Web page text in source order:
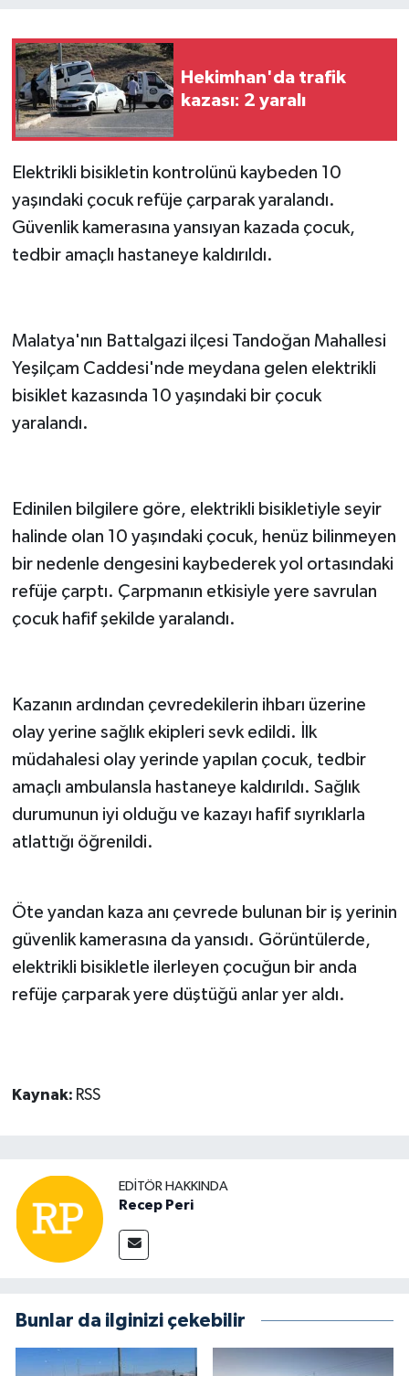
Hekimhan'da trafik
kazası: 2 yaralı
Elektrikli bisikletin kontrolünü kaybeden 10
yaşındaki çocuk refüje çarparak yaralandı.
Güvenlik kamerasına yansıyan kazada çocuk,
tedbir amaçlı hastaneye kaldırıldı.
Malatya'nın Battalgazi ilçesi Tandoğan Mahallesi
Yeşilçam Caddesi'nde meydana gelen elektrikli
bisiklet kazasında 10 yaşındaki bir çocuk
yaralandı.
Edinilen bilgilere göre, elektrikli bisikletiyle seyir
halinde olan 10 yaşındaki çocuk, henüz bilinmeyen
bir nedenle dengesini kaybederek yol ortasındaki
refüje çarptı. Çarpmanın etkisiyle yere savrulan
çocuk hafif şekilde yaralandı.
Kazanın ardından çevredekilerin ihbarı üzerine
olay yerine sağlık ekipleri sevk edildi. İlk
müdahalesi olay yerinde yapılan çocuk, tedbir
amaçlı ambulansla hastaneye kaldırıldı. Sağlık
durumunun iyi olduğu ve kazayı hafif sıyrıklarla
atlattığı öğrenildi.
Öte yandan kaza anı çevrede bulunan bir iş yerinin
güvenlik kamerasına da yansıdı. Görüntülerde,
elektrikli bisikletle ilerleyen çocuğun bir anda
refüje çarparak yere düştüğü anlar yer aldı.
Kaynak: RSS
EDITÖR HAKKINDA
Recep Peri
Bunlar da ilginizi çekebilir